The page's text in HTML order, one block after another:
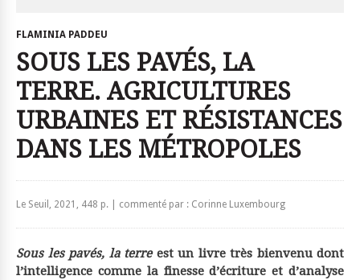
FLAMINIA PADDEU
SOUS LES PAVÉS, LA
TERRE. AGRICULTURES
URBAINES ET RÉSISTANCES
DANS LES MÉTROPOLES
Le Seuil, 2021, 448 p. | commenté par : Corinne Luxembourg
Sous les pavés, la terre est un livre très bienvenu dont
l’intelligence comme la finesse d’écriture et d’analyse